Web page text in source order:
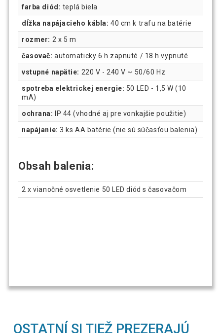
farba diód: teplá biela
dĺžka napájacieho kábla: 40 cm k trafu na batérie
rozmer: 2 x 5 m
časovač: automaticky 6 h zapnuté / 18 h vypnuté
vstupné napätie: 220 V - 240 V ~ 50/60 Hz
spotreba elektrickej energie: 50 LED - 1,5 W (10
mA)
ochrana: IP 44 (vhodné aj pre vonkajšie použitie)
napájanie: 3 ks AA batérie (nie sú súčasťou balenia)
Obsah balenia:
2 x vianočné osvetlenie 50 LED diód s časovačom
OSTATNÍ SI TIEŽ PREZERAJÚ